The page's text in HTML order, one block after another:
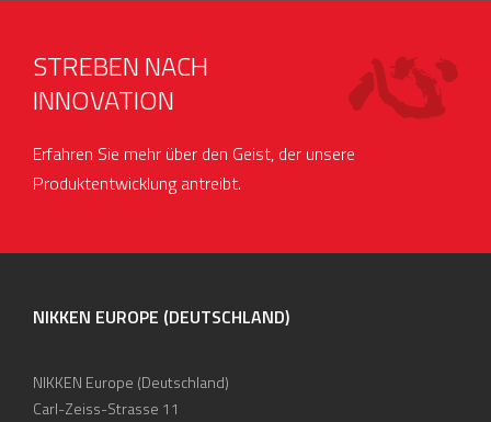
STREBEN NACH
INNOVATION
Erfahren Sie mehr über den Geist, der unsere
Produktentwicklung antreibt.
NIKKEN EUROPE (DEUTSCHLAND)
NIKKEN Europe (Deutschland)
Carl-Zeiss-Strasse 11